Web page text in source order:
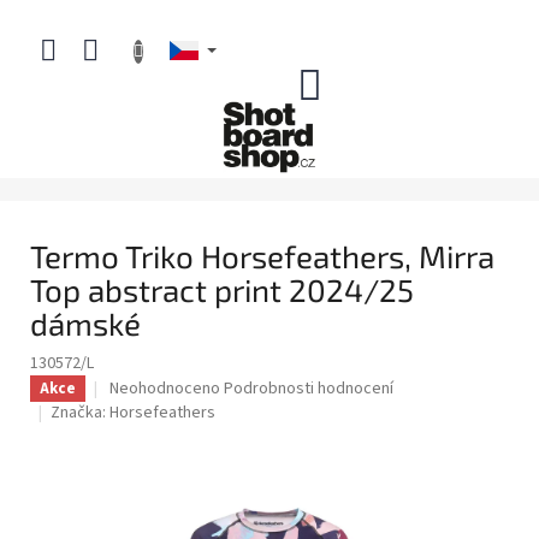
obsah
Termo Triko Horsefeathers, Mirra
Top abstract print 2024/25
dámské
130572/L
Akce
Průměrné
hodnocení
Neohodnoceno Podrobnosti hodnocení
Značka: Horsefeathers